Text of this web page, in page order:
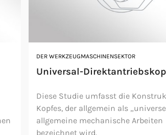
DER WERKZEUGMASCHINENSEKTOR
Universal-
Diese Studie umfasst die
Kopfes, der allgemein als
allgemeine mechanische Arbeiten
bezeichnet wird.